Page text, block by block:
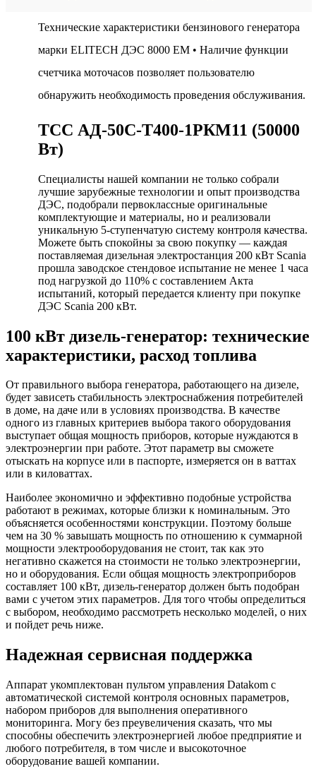
Технические характеристики бензинового генератора
марки ELITECH ДЭС 8000 EM • Наличие функции
счетчика моточасов позволяет пользователю
обнаружить необходимость проведения обслуживания.
ТСС АД-50С-Т400-1РКМ11 (50000
Вт)
Специалисты нашей компании не только собрали
лучшие зарубежные технологии и опыт производства
ДЭС, подобрали первоклассные оригинальные
комплектующие и материалы, но и реализовали
уникальную 5-ступенчатую систему контроля качества.
Можете быть спокойны за свою покупку — каждая
поставляемая дизельная электростанция 200 кВт Scania
прошла заводское стендовое испытание не менее 1 часа
под нагрузкой до 110% с составлением Акта
испытаний, который передается клиенту при покупке
ДЭС Scania 200 кВт.
100 кВт дизель-генератор: технические
характеристики, расход топлива
От правильного выбора генератора, работающего на дизеле,
будет зависеть стабильность электроснабжения потребителей
в доме, на даче или в условиях производства. В качестве
одного из главных критериев выбора такого оборудования
выступает общая мощность приборов, которые нуждаются в
электроэнергии при работе. Этот параметр вы сможете
отыскать на корпусе или в паспорте, измеряется он в ваттах
или в киловаттах.
Наиболее экономично и эффективно подобные устройства
работают в режимах, которые близки к номинальным. Это
объясняется особенностями конструкции. Поэтому больше
чем на 30 % завышать мощность по отношению к суммарной
мощности электрооборудования не стоит, так как это
негативно скажется на стоимости не только электроэнергии,
но и оборудования. Если общая мощность электроприборов
составляет 100 кВт, дизель-генератор должен быть подобран
вами с учетом этих параметров. Для того чтобы определиться
с выбором, необходимо рассмотреть несколько моделей, о них
и пойдет речь ниже.
Надежная сервисная поддержка
Аппарат укомплектован пультом управления Datakom с
автоматической системой контроля основных параметров,
набором приборов для выполнения оперативного
мониторинга. Могу без преувеличения сказать, что мы
способны обеспечить электроэнергией любое предприятие и
любого потребителя, в том числе и высокоточное
оборудование вашей компании.